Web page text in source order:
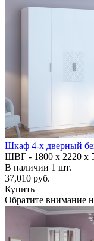
Шкаф 4-х дверный
ШВГ - 1800 х 2220 х
В наличии 1 шт.
37,010 руб.
Купить
Обратите внимание